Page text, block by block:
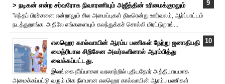
> நடிகன் என்ற சர்வரோக நிவாரணியும் அ‌ஜீத்தின் உ‌ரிமைக்குரலும்
"எந்தப் பிரச்சனை என்றாலும் சில அமைப்புகள் திடீரென்று ஊர்வலம், ஆர்ப்பாட்டம்
நடத்துறாங்க. அதிலே எங்களையும் கலந்துக்கச் சொல்லி மிரட்டுறாங்...
எலஹெர கால்வாயின் ஆரம்ப பணிகள் நேற்று ஜனாதிபதி
மைத்ரிபால சிறிசேன அவர்களினால் ஆரம்பித்து
வைக்கப்பட்டது.
இலங்கை நீர்ப்பாசன வரலாற்றில் புதியதோர் அத்தியாயமாக
அமைக்கப்பட்டு வரும் மிக நீளமான எலஹெர கால்வாயின் ஆரம்ப பணிகள்